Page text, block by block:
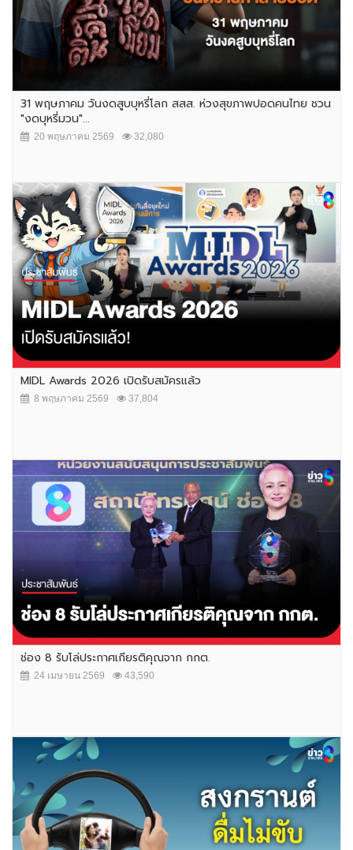
31 พฤษภาคม วันงดสูบบุหรี่โลก สสส. ห่วงสุขภาพปอดคนไทย ชวน
"งดบุหรี่มวน"...
20 พฤษภาคม 2569 32,080
MIDL Awards 2026 เปิดรับสมัครแล้ว
8 พฤษภาคม 2569 37,804
ช่อง 8 รับโล่ประกาศเกียรติคุณจาก กกต.
24 เมษายน 2569 43,590